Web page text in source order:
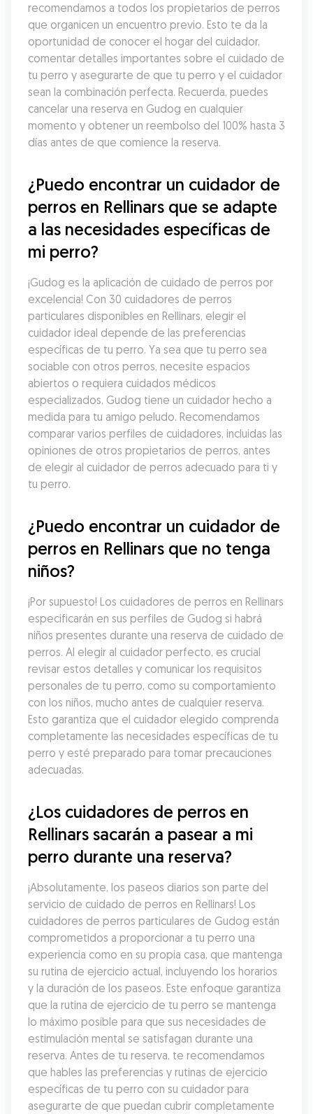
recomendamos a todos los propietarios de perros
que organicen un encuentro previo. Esto te da la
oportunidad de conocer el hogar del cuidador,
comentar detalles importantes sobre el cuidado de
tu perro y asegurarte de que tu perro y el cuidador
sean la combinación perfecta. Recuerda, puedes
cancelar una reserva en Gudog en cualquier
momento y obtener un reembolso del 100% hasta 3
días antes de que comience la reserva.
¿Puedo encontrar un cuidador de
perros en Rellinars que se adapte
a las necesidades específicas de
mi perro?
¡Gudog es la aplicación de cuidado de perros por
excelencia! Con 30 cuidadores de perros
particulares disponibles en Rellinars, elegir el
cuidador ideal depende de las preferencias
específicas de tu perro. Ya sea que tu perro sea
sociable con otros perros, necesite espacios
abiertos o requiera cuidados médicos
especializados, Gudog tiene un cuidador hecho a
medida para tu amigo peludo. Recomendamos
comparar varios perfiles de cuidadores, incluidas las
opiniones de otros propietarios de perros, antes
de elegir al cuidador de perros adecuado para ti y
tu perro.
¿Puedo encontrar un cuidador de
perros en Rellinars que no tenga
niños?
¡Por supuesto! Los cuidadores de perros en Rellinars
especificarán en sus perfiles de Gudog si habrá
niños presentes durante una reserva de cuidado de
perros. Al elegir al cuidador perfecto, es crucial
revisar estos detalles y comunicar los requisitos
personales de tu perro, como su comportamiento
con los niños, mucho antes de cualquier reserva.
Esto garantiza que el cuidador elegido comprenda
completamente las necesidades específicas de tu
perro y esté preparado para tomar precauciones
adecuadas.
¿Los cuidadores de perros en
Rellinars sacarán a pasear a mi
perro durante una reserva?
¡Absolutamente, los paseos diarios son parte del
servicio de cuidado de perros en Rellinars! Los
cuidadores de perros particulares de Gudog están
comprometidos a proporcionar a tu perro una
experiencia como en su propia casa, que mantenga
su rutina de ejercicio actual, incluyendo los horarios
y la duración de los paseos. Este enfoque garantiza
que la rutina de ejercicio de tu perro se mantenga
lo máximo posible para que sus necesidades de
estimulación mental se satisfagan durante una
reserva. Antes de tu reserva, te recomendamos
que hables las preferencias y rutinas de ejercicio
específicas de tu perro con su cuidador para
asegurarte de que puedan cubrir completamente